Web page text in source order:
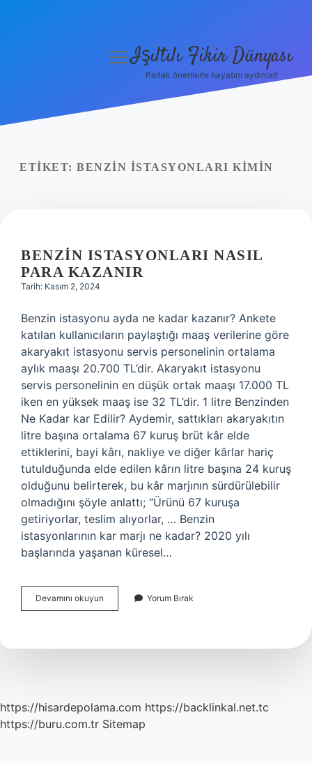
Yasal Uyarı
menüyüIşıltılı Fikir Dünyası
Parlak önerilerle hayatını aydınlat!
ETIKET: BENZIN ISTASYONLARI KIMIN
BENZIN ISTASYONLARI NASIL
PARA KAZANIR
Tarih: Kasım 2, 2024
Benzin istasyonu ayda ne kadar kazanır? Ankete
katılan kullanıcıların paylaştığı maaş verilerine göre
akaryakıt istasyonu servis personelinin ortalama
aylık maaşı 20.700 TL’dir. Akaryakıt istasyonu
servis personelinin en düşük ortak maaşı 17.000 TL
iken en yüksek maaş ise 32 TL’dir. 1 litre Benzinden
Ne Kadar kar Edilir? Aydemir, sattıkları akaryakıtın
litre başına ortalama 67 kuruş brüt kâr elde
ettiklerini, bayi kârı, nakliye ve diğer kârlar hariç
tutulduğunda elde edilen kârın litre başına 24 kuruş
olduğunu belirterek, bu kâr marjının sürdürülebilir
olmadığını şöyle anlattı; “Ürünü 67 kuruşa
getiriyorlar, teslim alıyorlar, … Benzin
istasyonlarının kar marjı ne kadar? 2020 yılı
başlarında yaşanan küresel…
Devamını okuyun
Istasyonları
Kazanır
Yorum Bırak
https://hisardepolama.com https://backlinkal.net.tc
https://buru.com.tr Sitemap